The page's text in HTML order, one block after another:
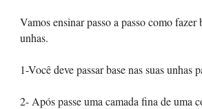
Vamos ensinar passo a passo como
unhas.
1-Você deve passar base nas suas unhas
2- Após passe uma camada fina de uma